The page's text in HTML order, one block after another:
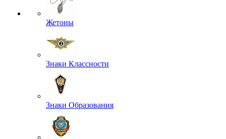
Жетоны
Знаки Классности
Знаки Образования